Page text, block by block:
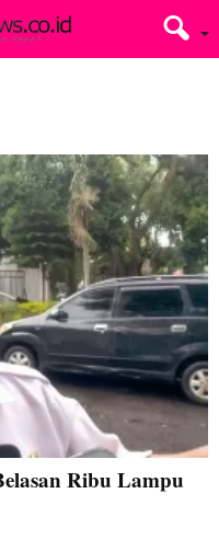
Ribu Lampu